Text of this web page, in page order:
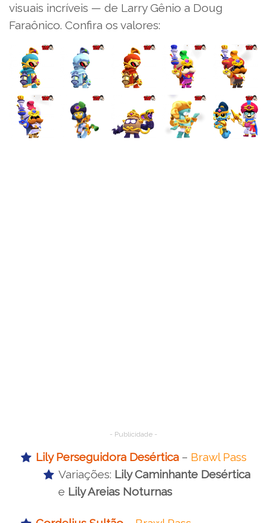
visuais incríveis — de Larry Gênio a Doug
Faraônico. Confira os valores:
- Publicidade -
Lily Perseguidora Desértica – Brawl Pass
Variações: Lily Caminhante Desértica
e Lily Areias Noturnas